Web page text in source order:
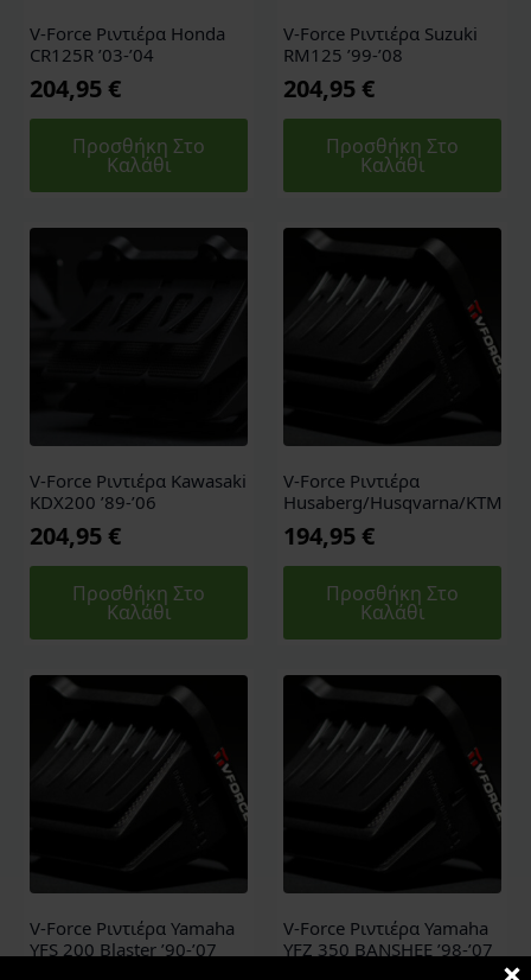
V-Force Ριντιέρα Honda
CR125R ’03-’04
204,95 €
Προσθήκη Στο
Καλάθι
V-Force Ριντιέρα Suzuki
RM125 ’99-’08
204,95 €
Προσθήκη Στο
Καλάθι
V-Force Ριντιέρα Kawasaki
KDX200 ’89-’06
204,95 €
Προσθήκη Στο
Καλάθι
V-Force Ριντιέρα
Husaberg/Husqvarna/KTM
194,95 €
Προσθήκη Στο
Καλάθι
V-Force Ριντιέρα Yamaha
YFS 200 Blaster ’90-’07
V-Force Ριντιέρα Yamaha
YFZ 350 BANSHEE ’98-’07